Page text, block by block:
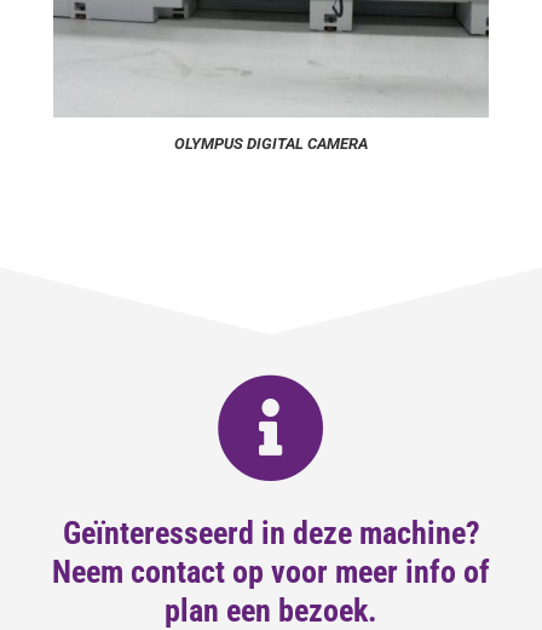
OLYMPUS DIGITAL CAMERA
Geïnteresseerd in deze machine?
Neem contact op voor meer info of
plan een bezoek.